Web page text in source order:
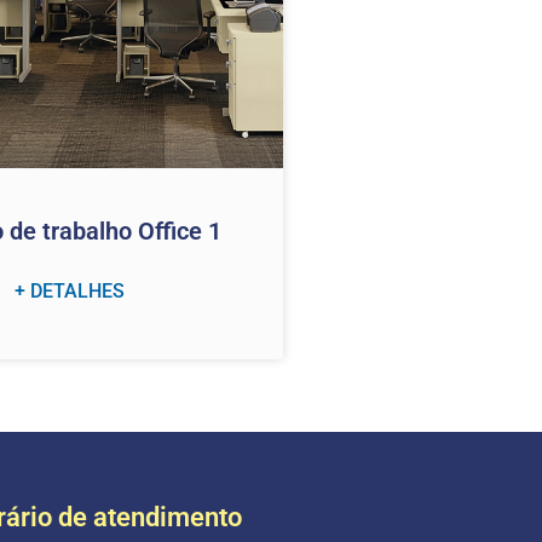
de trabalho Office 1
+ DETALHES
de atendimento